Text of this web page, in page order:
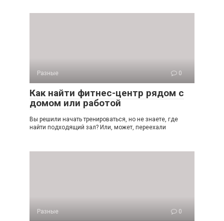
Разные 0
Как найти фитнес-центр рядом с
домом или работой
Вы решили начать тренироваться, но не знаете, где
найти подходящий зал? Или, может, переехали
Разные 0